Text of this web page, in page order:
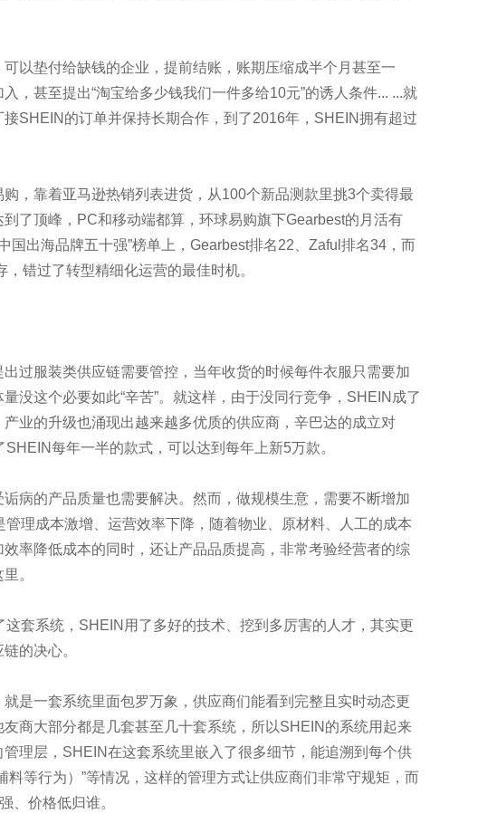
垫付给缺钱的企业，提前结账，账期压缩成半个月甚至一
，甚至提出“淘宝给多少钱我们一件多给10元”的诱人条件... ...就
SHEIN的订单并保持长期合作，到了2016年，SHEIN拥有超过
靠着亚马逊热销列表进货，从100个新品测款里挑3个卖得最
了顶峰，PC和移动端都算，环球易购旗下Gearbest的月活有
出海品牌五十强”榜单上，Gearbest排名22、Zaful排名34，而
错过了转型精细化运营的最佳时机。
服装类供应链需要管控，当年收货的时候每件衣服只需要加
没这个必要如此“辛苦”。就这样，由于没同行竞争，SHEIN成了
业的升级也涌现出越来越多优质的供应商，辛巴达的成立对
每年一半的款式，可以达到每年上新5万款。
的产品质量也需要解决。然而，做规模生意，需要不断增加
理成本激增、运营效率下降，随着物业、原材料、人工的成本
率降低成本的同时，还让产品品质提高，非常考验经营者的综
。
系统，SHEIN用了多好的技术、挖到多厉害的人才，其实更
的决心。
一套系统里面包罗万象，供应商们能看到完整且实时动态更
商大部分都是几套甚至几十套系统，所以SHEIN的系统用起来
理层，SHEIN在这套系统里嵌入了很多细节，能追溯到每个供
等行为）”等情况，这样的管理方式让供应商们非常守规矩，而
、价格低归谁。